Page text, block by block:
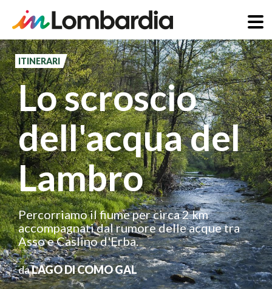
Salta
al
contenuto
principale
ITINERARI
Lo scroscio
dell'acqua del
Lambro
Percorriamo il fiume per circa 2 km
accompagnati dal rumore delle acque tra
Asso e Caslino d'Erba.
daLAGO DI COMO GAL